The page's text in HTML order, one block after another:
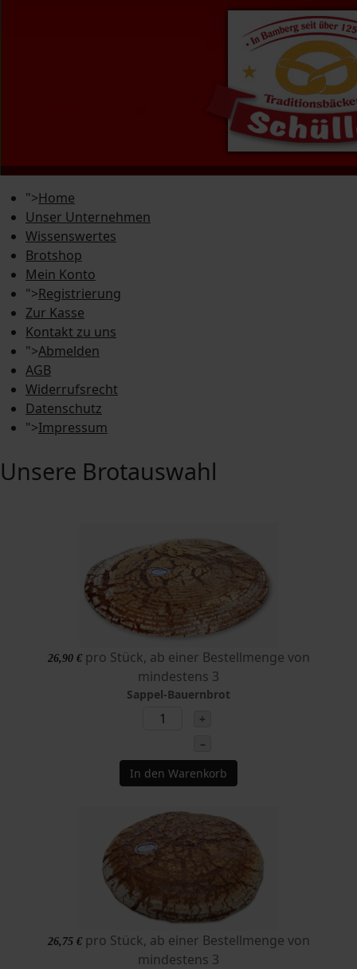
">Home
Unser Unternehmen
Wissenswertes
Brotshop
Mein Konto
">Registrierung
Zur Kasse
Kontakt zu uns
">Abmelden
AGB
Widerrufsrecht
Datenschutz
">Impressum
Unsere Brotauswahl
26,90 € pro Stück, ab einer Bestellmenge von
mindestens 3
Sappel-Bauernbrot
+
–
In den Warenkorb
26,75 € pro Stück, ab einer Bestellmenge von
mindestens 3